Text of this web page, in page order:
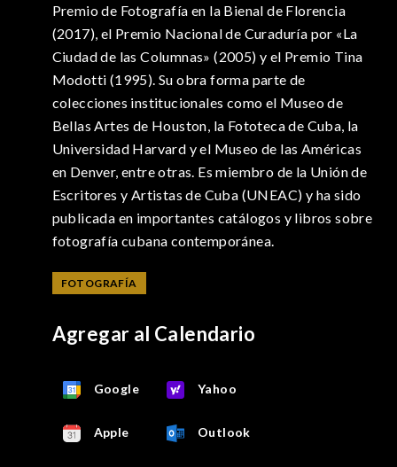
Premio de Fotografía en la Bienal de Florencia
(2017), el Premio Nacional de Curaduría por «La
Ciudad de las Columnas» (2005) y el Premio Tina
Modotti (1995). Su obra forma parte de
colecciones institucionales como el Museo de
Bellas Artes de Houston, la Fototeca de Cuba, la
Universidad Harvard y el Museo de las Américas
en Denver, entre otras. Es miembro de la Unión de
Escritores y Artistas de Cuba (UNEAC) y ha sido
publicada en importantes catálogos y libros sobre
fotografía cubana contemporánea.
FOTOGRAFÍA
Agregar al Calendario
Google Yahoo
Apple Outlook